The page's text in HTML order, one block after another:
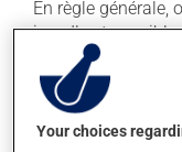
En règle générale,
jour. Il est
indiqué un
vous. Pour
utilisé de façon
ne jamais en
Your choices